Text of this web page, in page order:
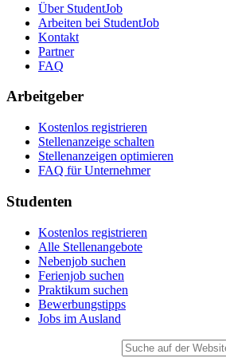
Über StudentJob
Arbeiten bei StudentJob
Kontakt
Partner
FAQ
Arbeitgeber
Kostenlos registrieren
Stellenanzeige schalten
Stellenanzeigen optimieren
FAQ für Unternehmer
Studenten
Kostenlos registrieren
Alle Stellenangebote
Nebenjob suchen
Ferienjob suchen
Praktikum suchen
Bewerbungstipps
Jobs im Ausland